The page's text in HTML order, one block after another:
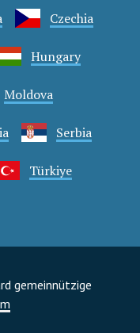
Czechia
Hungary
Moldova
Serbia
Türkiye
gemeinnützige